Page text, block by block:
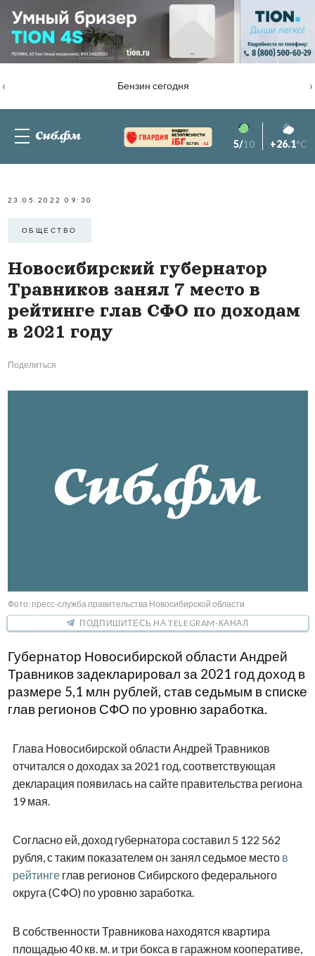
Бензин сегодня
‹ ›
82.76% -1.2 5/10 +26.1°C
23.05.2022 09:30
ОБЩЕСТВО
Новосибирский губернатор
Травников занял 7 место в
рейтинге глав СФО по доходам
в 2021 году
Поделиться
Фото: пресс-служба правительства Новосибирской области
ПОДПИШИТЕСЬ НА TELEGRAM-КАНАЛ
Губернатор Новосибирской области Андрей
Травников задекларировал за 2021 год доход в
размере 5,1 млн рублей, став седьмым в списке
глав регионов СФО по уровню заработка.
Глава Новосибирской области Андрей Травников
отчитался о доходах за 2021 год, соответствующая
декларация появилась на сайте правительства региона
19 мая.
Согласно ей, доход губернатора составил 5 122 562
рубля, с таким показателем он занял седьмое место в
рейтингеглав регионов Сибирского федерального
округа (СФО) по уровню заработка.
В собственности Травникова находятся квартира
площадью 40 кв. м. и три бокса в гаражном кооперативе,